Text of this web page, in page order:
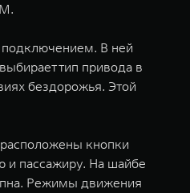
В ней
тип привода в
бездорожья. Этой
кнопки
и пассажиру. На шайбе
Режимы движения